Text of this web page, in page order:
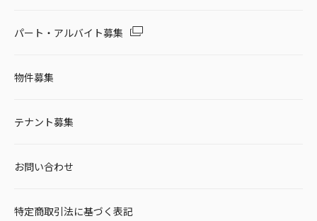
パート・アルバイト募集
物件募集
テナント募集
お問い合わせ
特定商取引法に基づく表記